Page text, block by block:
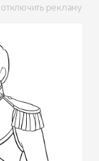
отключить рекламу